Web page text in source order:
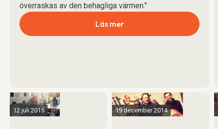
överraskas av den behagliga värmen."
Läs mer
12 juli 2015 19 december 2014